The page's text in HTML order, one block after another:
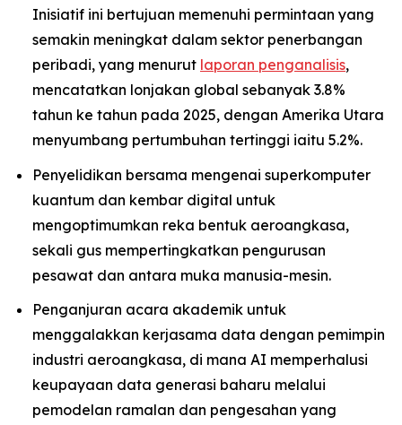
Inisiatif ini bertujuan memenuhi permintaan yang
semakin meningkat dalam sektor penerbangan
peribadi, yang menurut laporan penganalisis,
mencatatkan lonjakan global sebanyak 3.8%
tahun ke tahun pada 2025, dengan Amerika Utara
menyumbang pertumbuhan tertinggi iaitu 5.2%.
Penyelidikan bersama mengenai superkomputer
kuantum dan kembar digital untuk
mengoptimumkan reka bentuk aeroangkasa,
sekali gus mempertingkatkan pengurusan
pesawat dan antara muka manusia-mesin.
Penganjuran acara akademik untuk
menggalakkan kerjasama data dengan pemimpin
industri aeroangkasa, di mana AI memperhalusi
keupayaan data generasi baharu melalui
pemodelan ramalan dan pengesahan yang